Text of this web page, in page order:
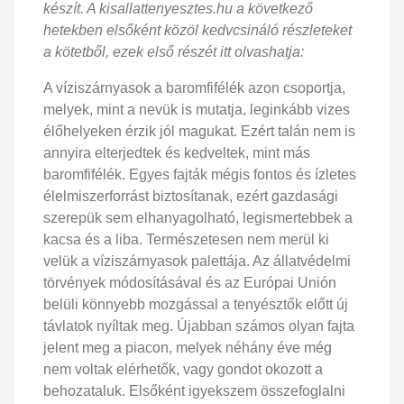
készít. A kisallattenyesztes.hu a következő
hetekben elsőként közöl kedvcsináló részleteket
a kötetből, ezek első részét itt olvashatja:
A víziszárnyasok a baromfifélék azon csoportja,
melyek, mint a nevük is mutatja, leginkább vizes
élőhelyeken érzik jól magukat. Ezért talán nem is
annyira elterjedtek és kedveltek, mint más
baromfifélék. Egyes fajták mégis fontos és ízletes
élelmiszerforrást biztosítanak, ezért gazdasági
szerepük sem elhanyagolható, legismertebbek a
kacsa és a liba. Természetesen nem merül ki
velük a víziszárnyasok palettája. Az állatvédelmi
törvények módosításával és az Európai Unión
belüli könnyebb mozgással a tenyésztők előtt új
távlatok nyíltak meg. Újabban számos olyan fajta
jelent meg a piacon, melyek néhány éve még
nem voltak elérhetők, vagy gondot okozott a
behozataluk. Elsőként igyekszem összefoglalni